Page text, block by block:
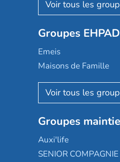
Les Résidentiels
Mobicap
Domusvi
Happy Senior
Aquarelia
Nexity edenea
Les jardins d'Arcadie
Occitalia
Appartseniors
Groupes EHPAD
Emeis
Maisons de Famille
Korian
Emera
Groupe SOS
Le Noble Âge
Almage
Groupes
Auxi'life
SENIOR COMPAGNIE